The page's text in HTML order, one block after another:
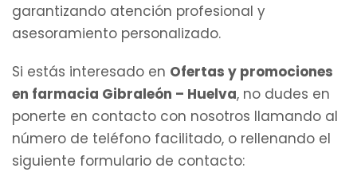
garantizando atención profesional y
asesoramiento personalizado.
Si estás interesado en Ofertas y promociones
en farmacia Gibraleón – Huelva, no dudes en
ponerte en contacto con nosotros llamando al
número de teléfono facilitado, o rellenando el
siguiente formulario de contacto: